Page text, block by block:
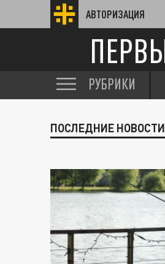
АВТОРИЗАЦИЯ
РУБРИКИ
ПОСЛЕДНИЕ